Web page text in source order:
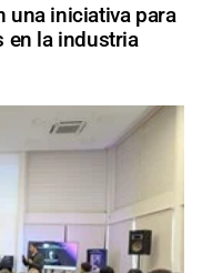
una iniciativa para
en la industria